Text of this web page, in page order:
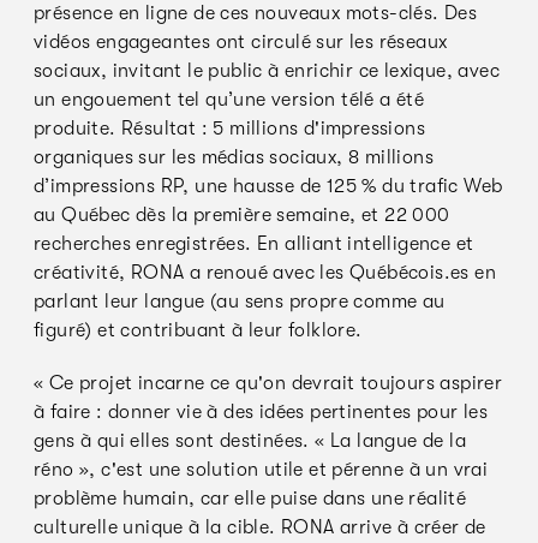
présence en ligne de ces nouveaux mots-clés. Des
vidéos engageantes ont circulé sur les réseaux
sociaux, invitant le public à enrichir ce lexique, avec
un engouement tel qu’une version télé a été
produite. Résultat : 5 millions d'impressions
organiques sur les médias sociaux, 8 millions
d’impressions RP, une hausse de 125 % du trafic Web
au Québec dès la première semaine, et 22 000
recherches enregistrées. En alliant intelligence et
créativité, RONA a renoué avec les Québécois.es en
parlant leur langue (au sens propre comme au
figuré) et contribuant à leur folklore.
« Ce projet incarne ce qu'on devrait toujours aspirer
à faire : donner vie à des idées pertinentes pour les
gens à qui elles sont destinées. « La langue de la
réno », c'est une solution utile et pérenne à un vrai
problème humain, car elle puise dans une réalité
culturelle unique à la cible. RONA arrive à créer de